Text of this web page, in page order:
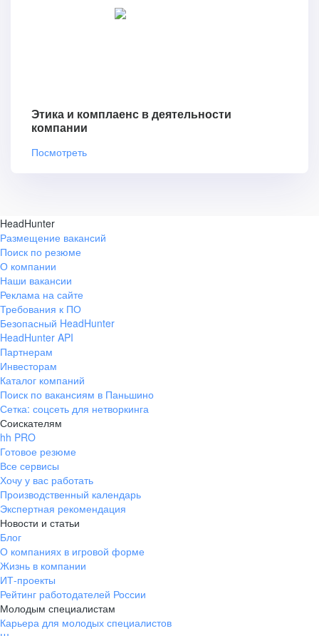
Этика и комплаенс в деятельности
компании
Посмотреть
HeadHunter
Размещение вакансий
Поиск по резюме
О компании
Наши вакансии
Реклама на сайте
Требования к ПО
Безопасный HeadHunter
HeadHunter API
Партнерам
Инвесторам
Каталог компаний
Поиск по вакансиям в Паньшино
Сетка: соцсеть для нетворкинга
Соискателям
hh PRO
Готовое резюме
Все сервисы
Хочу у вас работать
Производственный календарь
Экспертная рекомендация
Новости и статьи
Блог
О компаниях в игровой форме
Жизнь в компании
ИТ-проекты
Рейтинг работодателей России
Молодым специалистам
Карьера для молодых специалистов